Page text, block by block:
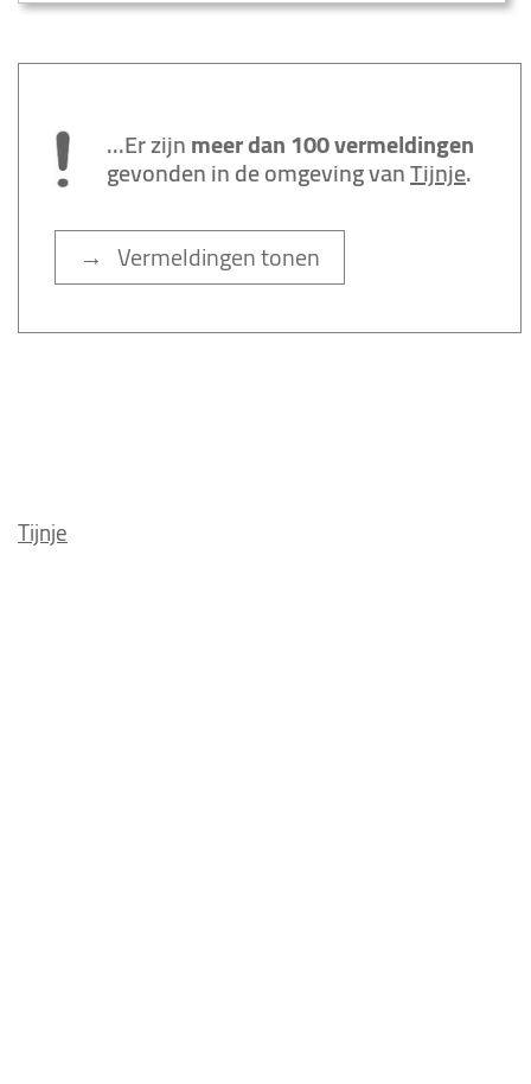
...Er zijnmeer dan 100 vermeldingen
gevonden in de omgeving vanTijnje.
→ Vermeldingen tonen
Tijnje